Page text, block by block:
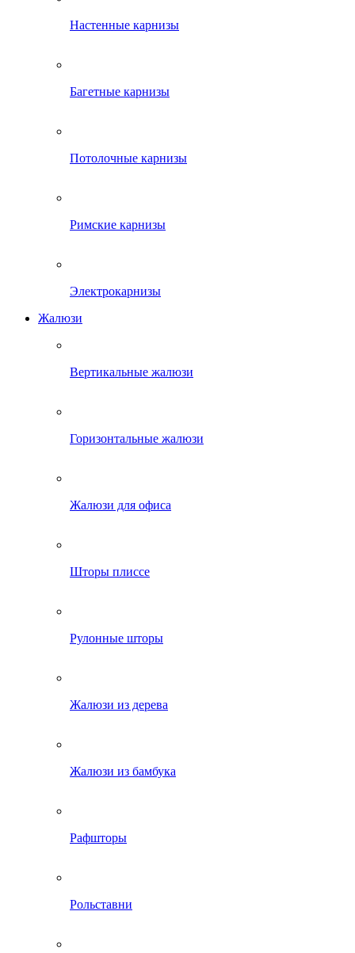
Настенные карнизы
Багетные карнизы
Потолочные карнизы
Римские карнизы
Электрокарнизы
Жалюзи
Вертикальные жалюзи
Горизонтальные жалюзи
Жалюзи для офиса
Шторы плиссе
Рулонные шторы
Жалюзи из дерева
Жалюзи из бамбука
Рафшторы
Рольставни